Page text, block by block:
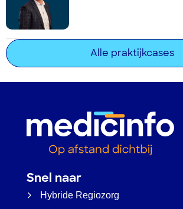
Alle praktijkcases
Snel naar
Hybride Regiozorg